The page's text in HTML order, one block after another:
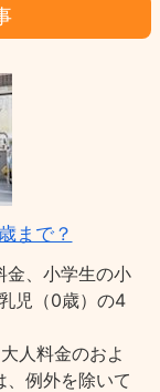
まで？
金、小学生の小
児（0歳）の4
人料金のおよ
、例外を除いて